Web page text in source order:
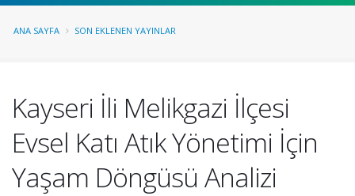
ANA SAYFA SON EKLENEN YAYINLAR
Kayseri İli Melikgazi İlçesi
Evsel Katı Atık Yönetimi İçin
Yaşam Döngüsü Analizi